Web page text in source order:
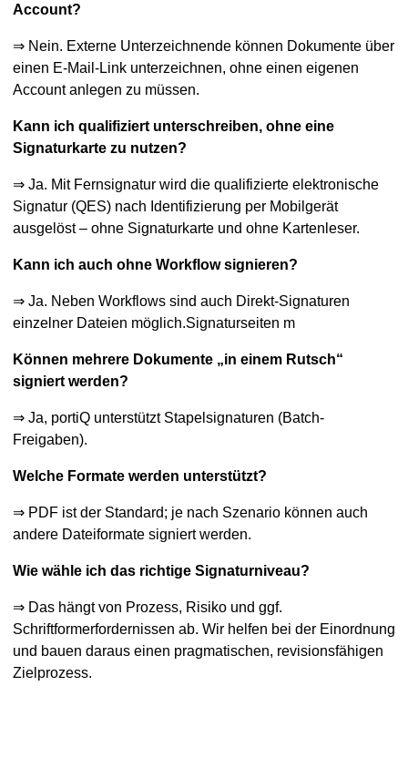
Account?
⇒ Nein. Externe Unterzeichnende können Dokumente über
einen E-Mail-Link unterzeichnen, ohne einen eigenen
Account anlegen zu müssen.
Kann ich qualifiziert unterschreiben, ohne eine
Signaturkarte zu nutzen?
⇒ Ja. Mit Fernsignatur wird die qualifizierte elektronische
Signatur (QES) nach Identifizierung per Mobilgerät
ausgelöst – ohne Signaturkarte und ohne Kartenleser.
Kann ich auch ohne Workflow signieren?
⇒ Ja. Neben Workflows sind auch Direkt-Signaturen
einzelner Dateien möglich.Signaturseiten m
Können mehrere Dokumente „in einem Rutsch“
signiert werden?
⇒ Ja, portiQ unterstützt Stapelsignaturen (Batch-
Freigaben).
Welche Formate werden unterstützt?
⇒ PDF ist der Standard; je nach Szenario können auch
andere Dateiformate signiert werden.
Wie wähle ich das richtige Signaturniveau?
⇒ Das hängt von Prozess, Risiko und ggf.
Schriftformerfordernissen ab. Wir helfen bei der Einordnung
und bauen daraus einen pragmatischen, revisionsfähigen
Zielprozess.